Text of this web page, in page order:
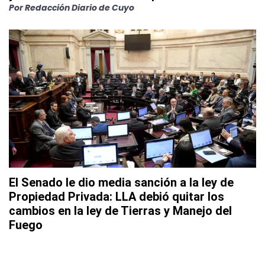
PorRedacción Diario de Cuyo
El Senado le dio media sanción a la ley de
Propiedad Privada: LLA debió quitar los
cambios en la ley de Tierras y Manejo del
Fuego